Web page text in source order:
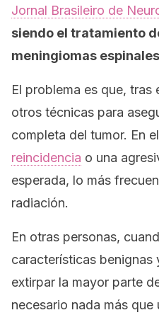
Jornal Brasileiro de
siendo el tratamiento
meningiomas
El problema es que, tras
otros técnicas para
completa del tumor. En
reincidencia o una
esperada, lo más
radiación.
En otras personas,
características benignas
extirpar la mayor parte
necesario nada más que